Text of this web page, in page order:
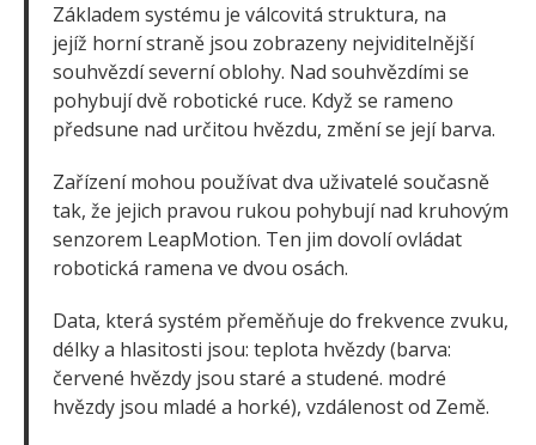
Základem systému je válcovitá struktura, na
jejíž horní straně jsou zobrazeny nejviditelnější
souhvězdí severní oblohy. Nad souhvězdími se
pohybují dvě robotické ruce. Když se rameno
předsune nad určitou hvězdu, změní se její barva.
Zařízení mohou používat dva uživatelé současně
tak, že jejich pravou rukou pohybují nad kruhovým
senzorem LeapMotion. Ten jim dovolí ovládat
robotická ramena ve dvou osách.
Data, která systém přeměňuje do frekvence zvuku,
délky a hlasitosti jsou: teplota hvězdy (barva:
červené hvězdy jsou staré a studené. modré
hvězdy jsou mladé a horké), vzdálenost od Země.